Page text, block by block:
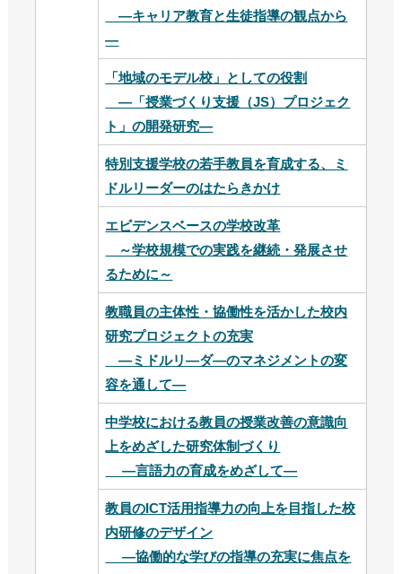
―キャリア教育と生徒指導の観点から
―
「地域のモデル校」としての役割
―「授業づくり支援（JS）プロジェク
ト」の開発研究―
特別支援学校の若手教員を育成する、ミ
ドルリーダーのはたらきかけ
エビデンスベースの学校改革
～学校規模での実践を継続・発展させ
るために～
教職員の主体性・協働性を活かした校内
研究プロジェクトの充実
―ミドルリ―ダ―のマネジメントの変
容を通して―
中学校における教員の授業改善の意識向
上をめざした研究体制づくり
―言語力の育成をめざして―
教員のICT活用指導力の向上を目指した校
内研修のデザイン
―協働的な学びの指導の充実に焦点を